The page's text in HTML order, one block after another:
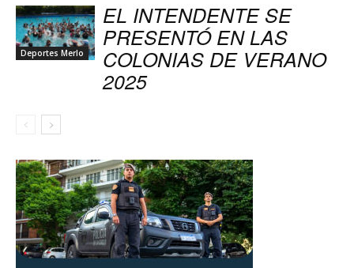
Deportes Merlo
EL INTENDENTE SE
PRESENTÓ EN LAS
COLONIAS DE VERANO
2025